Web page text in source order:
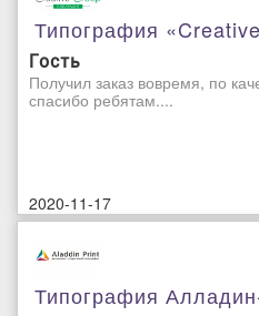
Типография
Гость
Получил заказ вовремя, по
спасибо ребятам....
2020-11-17
Типография